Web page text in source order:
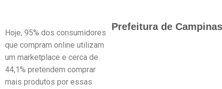
Hoje, 95% dos consumidores
que compram online utilizam
um marketplace e cerca de
44,1% pretendem comprar
mais produtos por essas
Prefeitura de